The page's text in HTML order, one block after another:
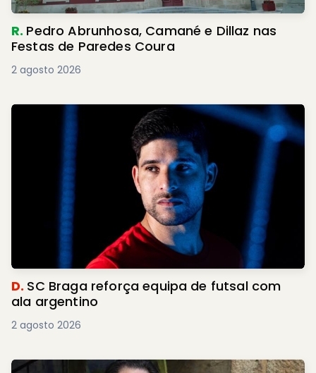
R. Pedro Abrunhosa, Camané e Dillaz nas
Festas de Paredes Coura
2 agosto 2026
D. SC Braga reforça equipa de futsal com
ala argentino
2 agosto 2026